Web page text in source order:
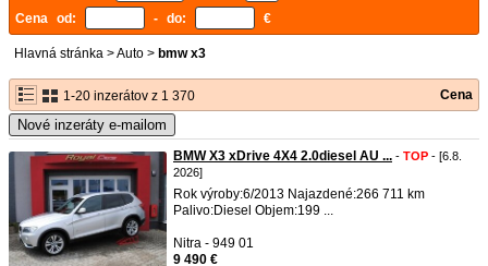
Cena od:
- do: €
Hlavná stránka >Auto > bmw x3
1-20 inzerátov z 1 370 Cena
Nové inzeráty e-mailom
BMW X3 xDrive 4X4 2.0diesel AU ... - TOP - [6.8.
2026]
Rok výroby:6/2013 Najazdené:266 711 km
Palivo:Diesel Objem:199 ...
Nitra - 949 01
9 490 €